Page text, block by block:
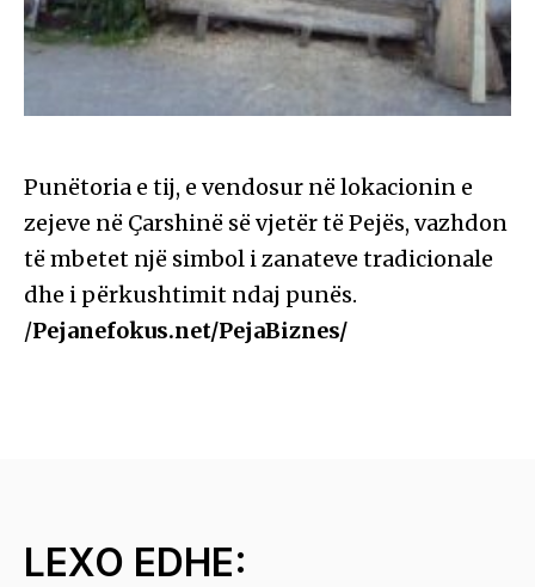
Punëtoria e tij, e vendosur në lokacionin e
zejeve në Çarshinë së vjetër të Pejës, vazhdon
të mbetet një simbol i zanateve tradicionale
dhe i përkushtimit ndaj punës.
/Pejanefokus.net/PejaBiznes/
LEXO EDHE: